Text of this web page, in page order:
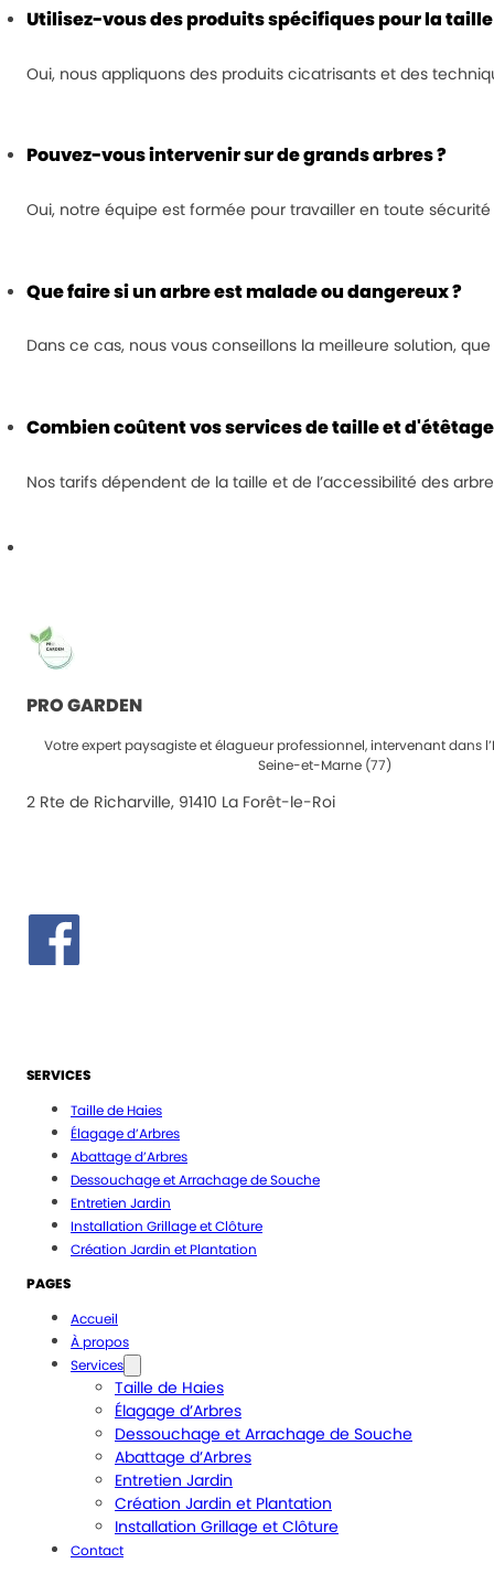
Utilisez-vous des produits spécifiques pour la taille
Oui, nous appliquons des produits cicatrisants et des
Pouvez-vous intervenir sur de grands arbres ?
Oui, notre équipe est formée pour travailler en toute
Que faire si un arbre est malade ou dangereux ?
Dans ce cas, nous vous conseillons la meilleure solution,
Combien coûtent vos services de taille et
Nos tarifs dépendent de la taille et de l’accessibilité des
PRO GARDEN
Votre expert paysagiste et élagueur professionnel, intervenant dans
Seine-et-Marne (77)
2 Rte de Richarville, 91410 La Forêt-le-Roi
SERVICES
Taille de Haies
Élagage d’Arbres
Abattage d’Arbres
Dessouchage et Arrachage de Souche
Entretien Jardin
Installation Grillage et Clôture
Création Jardin et Plantation
PAGES
Accueil
À propos
Services
Taille de Haies
Élagage d’Arbres
Dessouchage et Arrachage de Souche
Abattage d’Arbres
Entretien Jardin
Création Jardin et Plantation
Installation Grillage et Clôture
Contact